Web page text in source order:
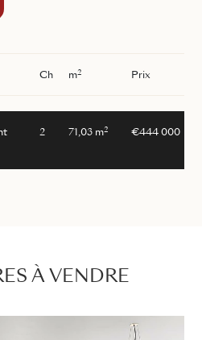
Ch m2 Prix
2 71,03 m2 €444 000
À VENDRE